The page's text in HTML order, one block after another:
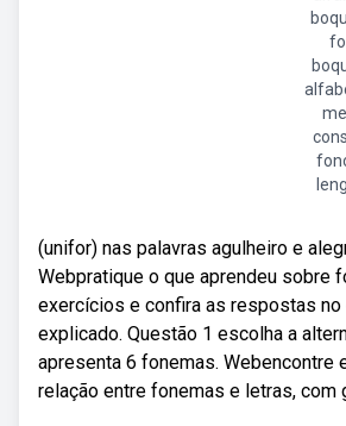
(unifor) nas palavras agulheiro e
Webpratique o que aprendeu sobre
exercícios e confira as respostas no
explicado. Questão 1 escolha a
apresenta 6 fonemas. Webencontre
relação entre fonemas e letras, com